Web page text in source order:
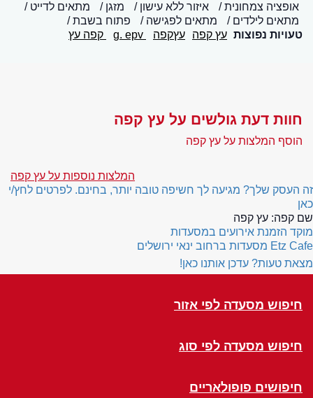
אופציה צמחונית
איזור ללא עישון מזגן
מתאים לדייט
מתאים לילדים
מתאים לפגישה
פתוח בשבת
טעויות נפוצות עץ קפה עץקפה קפה עץ
חוות דעת גולשים על עץ קפה
הוסף המלצות על עץ קפה
המלצות נוספות על עץ קפה
זה העסק שלך? מגיעה לך חשיפה טובה יותר, בחינם. לפרטים לחץ/י
כאן
שם קפה: עץ קפה
מוקד הזמנת אירועים במסעדות
Etz Cafe מסעדות ברחוב ינאי ירושלים
מצאת טעות? עדכן אותנו כאן!
חיפוש מסעדה לפי אזור
חיפוש מסעדה לפי סוג
חיפושים פופולאריים